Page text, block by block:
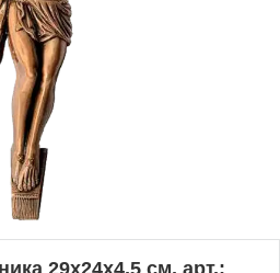
29х24x4,5 см, арт.: